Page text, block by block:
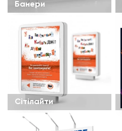
Банери
Сітілайти